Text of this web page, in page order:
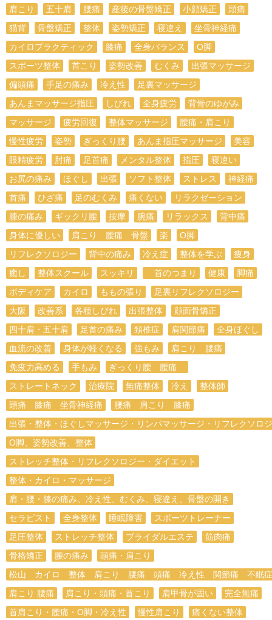
肩こり 五十肩 腰痛 産後の骨盤矯正 小顔矯正
頭痛
猫背
骨盤矯正 整体 姿勢矯正 寝違え
坐骨神経痛
カイロプラクティック
膝痛 全身バランス
О脚
スポーツ整体
首こり 姿勢改善 むくみ
出張マッサージ
偏頭痛
手足の痛み 冷え性
足裏マッサージ
あんまマッサージ指圧
しびれ 全身疲労
背骨のゆがみ
マッサージ
疲労回復 整体マッサージ
腰痛・肩こり
慢性疲労
姿勢 ぎっくり腰 あんま指圧マッサージ
美容
眼精疲労
肘痛 足首痛 メンタル整体 指圧
寝違い
お尻の痛み
ほぐし 出張 ソフト整体 ストレス
神経痛
首痛
ひざ痛 足のむくみ 痛くない
リラクゼーション
膝の痛み
ギックリ腰 按摩 腕痛 リラックス
背中痛
身体に優しい
肩こり 腰痛 骨盤 楽
O脚
リフレクソロジー
背中の痛み 冷え症 整体を学ぶ
痩身
癒し
整体スクール スッキリ 首のつまり 健康
脚痛
ボディケア
カイロ ももの張り
足裏リフレクソロジー
大阪
改善系 各種しびれ 出張整体
顔面骨矯正
四十肩・五十肩
足首の痛み 頚椎症 肩関節痛
全身ほぐし
血流の改善
身体が軽くなる 強もみ
肩こり 腰痛
免疫力高める
手もみ
ぎっくり腰 腰痛
ストレートネック
治療院 無痛整体 冷え
整体師
頭痛 膝痛 坐骨神経痛
腰痛 肩こり 膝痛
出張・整体・ほぐしマッサージ・リンパマッサージ・リフレクソロ
O脚、姿勢改善、整体
ストレッチ整体・リフレクソロジー・ダイエット
整体・カイロ・マッサージ
肩・腰・膝の痛み、冷え性、むくみ、寝違え、骨盤の開き
セラピスト
全身整体 睡眠障害
スポーツトレーナー
足圧整体
ストレッチ整体 ブライダルエステ
筋肉痛
骨格矯正
腰の痛み
頭痛・肩こり
松山 カイロ 整体 肩こり 腰痛 頭痛 冷え性 関節痛 不眠
肩こり 腰痛
肩こり・頭痛・首こり 肩甲骨が固い
完全無痛
首肩こり・腰痛・O脚・冷え性
慢性肩こり 痛くない整体